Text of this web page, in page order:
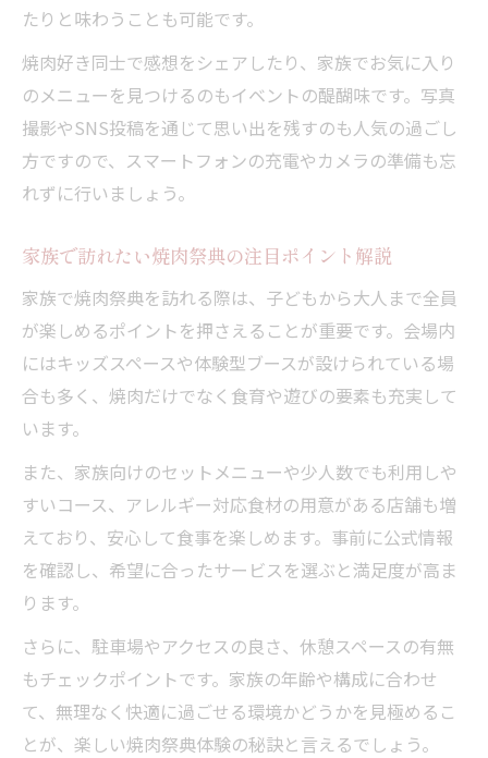
たりと味わうことも可能です。
焼肉好き同士で感想をシェアしたり、家族でお気に入り
のメニューを見つけるのもイベントの醍醐味です。写真
撮影やSNS投稿を通じて思い出を残すのも人気の過ごし
方ですので、スマートフォンの充電やカメラの準備も忘
れずに行いましょう。
家族で訪れたい焼肉祭典の注目ポイント解説
家族で焼肉祭典を訪れる際は、子どもから大人まで全員
が楽しめるポイントを押さえることが重要です。会場内
にはキッズスペースや体験型ブースが設けられている場
合も多く、焼肉だけでなく食育や遊びの要素も充実して
います。
また、家族向けのセットメニューや少人数でも利用しや
すいコース、アレルギー対応食材の用意がある店舗も増
えており、安心して食事を楽しめます。事前に公式情報
を確認し、希望に合ったサービスを選ぶと満足度が高ま
ります。
さらに、駐車場やアクセスの良さ、休憩スペースの有無
もチェックポイントです。家族の年齢や構成に合わせ
て、無理なく快適に過ごせる環境かどうかを見極めるこ
とが、楽しい焼肉祭典体験の秘訣と言えるでしょう。